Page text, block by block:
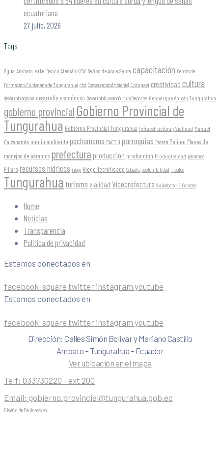
ecuatoriana
27 julio, 2026
Tags
Agua Ambato arte Banco Alemán KFW Baños de Agua Santa capacitación Centro de
Formación Ciudadana de Tungurahua cfct ConservaciónAmbiental Cotopaxi creatividad cultura
desarrollo agrícola desarrollo económico DesarrolloHumanoCulturaDeportes Geoparque Volcán Tungurahua
gobierno provincial Gobierno Provincial de
Tungurahua Gobierno Provincial Tungurahua Infraestructura y Vialidad Manuel
Caizabanda medio ambiente pachamama PACT II parroquias Patate Pelileo Planes de
manejos de páramos prefectura produccion producción Productividad páramos
Píllaro recursos hídricos riego Riego Tecnificado Salasaka sostenibilidad Tisaleo
Tungurahua turismo vialidad Viceprefectura Vía Ambato - El Corazón
Home
Noticias
Transparencia
Política de privacidad
Estamos conectados en
facebook-square twitter instagram youtube
Estamos conectados en
facebook-square twitter instagram youtube
Dirección: Calles Simón Bolivar y Mariano Castillo
Ambato – Tungurahua – Ecuador
Ver ubicación en el mapa
Telf: 033730220 - ext 200
Email: gobierno.provincial@tungurahua.gob.ec
Diseño de Páginas web